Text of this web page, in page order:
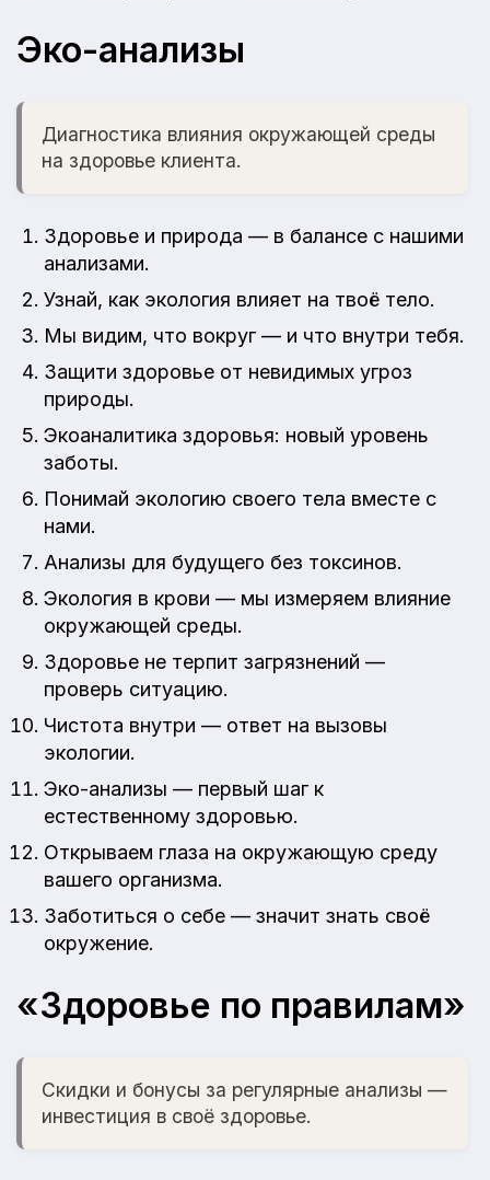
Эко-анализы
Диагностика влияния окружающей среды
на здоровье клиента.
Здоровье и природа — в балансе с нашими
анализами.
Узнай, как экология влияет на твоё тело.
Мы видим, что вокруг — и что внутри тебя.
Защити здоровье от невидимых угроз
природы.
Экоаналитика здоровья: новый уровень
заботы.
Понимай экологию своего тела вместе с
нами.
Анализы для будущего без токсинов.
Экология в крови — мы измеряем влияние
окружающей среды.
Здоровье не терпит загрязнений —
проверь ситуацию.
Чистота внутри — ответ на вызовы
экологии.
Эко-анализы — первый шаг к
естественному здоровью.
Открываем глаза на окружающую среду
вашего организма.
Заботиться о себе — значит знать своё
окружение.
«Здоровье по правилам»
Скидки и бонусы за регулярные анализы —
инвестиция в своё здоровье.